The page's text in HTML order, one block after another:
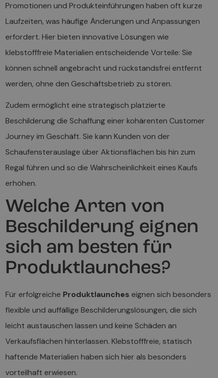
Promotionen und Produkteinführungen haben oft kurze
Laufzeiten, was häufige Änderungen und Anpassungen
erfordert. Hier bieten innovative Lösungen wie
klebstofffreie Materialien entscheidende Vorteile: Sie
können schnell angebracht und rückstandsfrei entfernt
werden, ohne den Geschäftsbetrieb zu stören.
Zudem ermöglicht eine strategisch platzierte
Beschilderung die Schaffung einer kohärenten Customer
Journey im Geschäft. Sie kann Kunden von der
Schaufensterauslage über Aktionsflächen bis hin zum
Regal führen und so die Wahrscheinlichkeit eines Kaufs
erhöhen.
Welche Arten von
Beschilderung eignen
sich am besten für
Produktlaunches?
Für erfolgreiche Produktlaunches eignen sich besonders
flexible und auffällige Beschilderungslösungen, die sich
leicht austauschen lassen und keine Schäden an
Verkaufsflächen hinterlassen. Klebstofffreie, statisch
haftende Materialien haben sich hier als besonders
vorteilhaft erwiesen.